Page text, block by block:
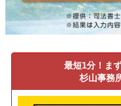
最短1分！ま
杉山事務